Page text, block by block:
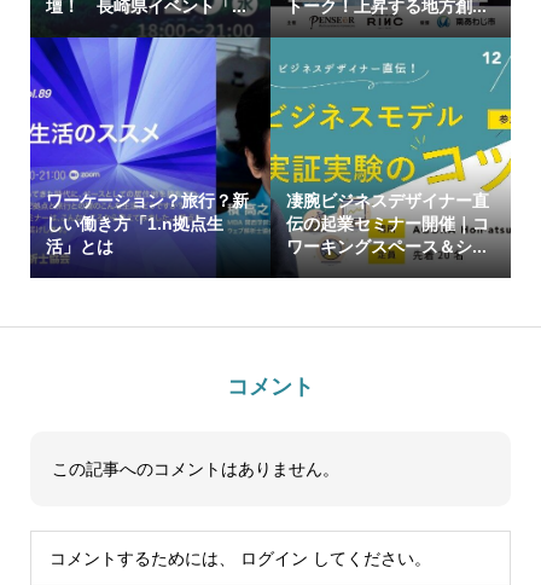
壇！ 長崎県イベント「...
トーク！上昇する地方創...
ワーケーション？旅行？新
しい働き方「1.n拠点生
活」とは
凄腕ビジネスデザイナー直
伝の起業セミナー開催｜コ
ワーキングスペース＆シ...
コメント
この記事へのコメントはありません。
コメントするためには、 ログイン してください。